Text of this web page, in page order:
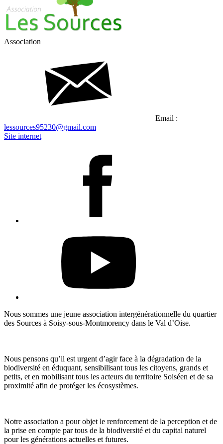
Association
Email :
lessources95230@gmail.com
Site internet
Nous sommes une jeune association intergénérationnelle du quartier
des Sources à Soisy-sous-Montmorency dans le Val d’Oise.
Nous pensons qu’il est urgent d’agir face à la dégradation de la
biodiversité en éduquant, sensibilisant tous les citoyens, grands et
petits, et en mobilisant tous les acteurs du territoire Soiséen et de sa
proximité afin de protéger les écosystèmes.
Notre association a pour objet le renforcement de la perception et de
la prise en compte par tous de la biodiversité et du capital naturel
pour les générations actuelles et futures.